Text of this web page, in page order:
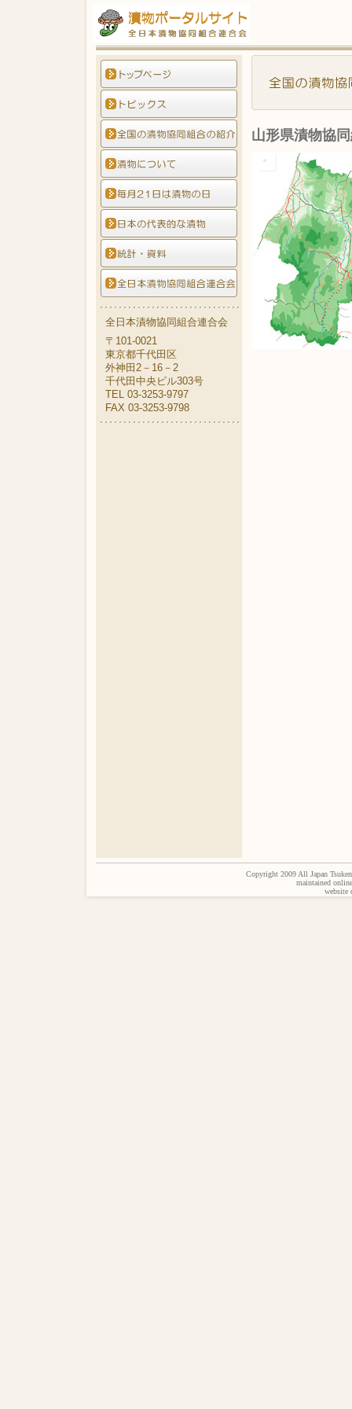
全日本漬物協同組合連合会
〒101-0021
東京都千代田区
外神田2－16－2
千代田中央ビル303号
TEL 03-3253-9797
FAX 03-3253-9798
山形県漬物協
Copyright 2009 All Japan
maintained
website